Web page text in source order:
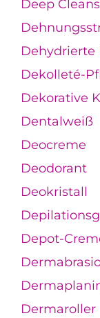
Deep
Dehydrierte
Dekolleté-
Dekorative
Dentalweiß
Deocreme
Deodorant
Deokristall
Depot-
Dermaroller